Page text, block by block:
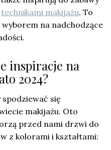
technikami makijażu. To
na nadchodzące
inspiracje na
2024?
spodziewać się
makijażu. Oto
przed nami drzwi do
z kolorami i kształtami: